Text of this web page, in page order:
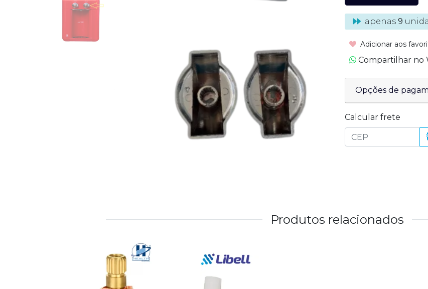
apenas 9
Adicionar aos
Compartilhar no
Opções de
Calcular frete
Produtos relacionados